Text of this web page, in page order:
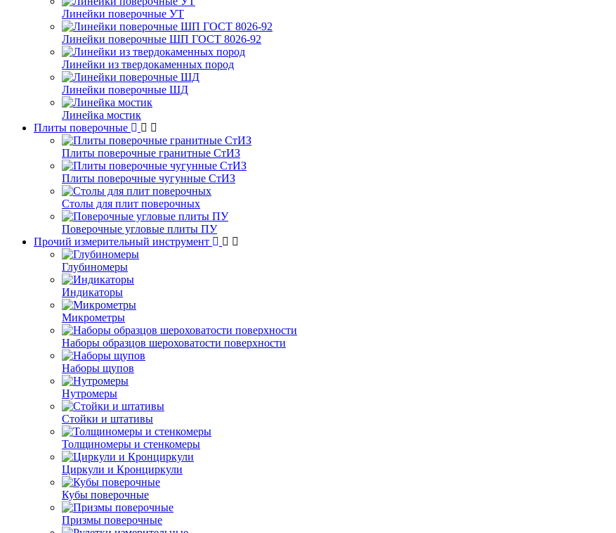
Линейки поверочные УТ
Линейки поверочные ШП ГОСТ 8026-92
Линейки из твердокаменных пород
Линейки поверочные ШД
Линейка мостик
Плиты поверочные
Плиты поверочные гранитные СтИЗ
Плиты поверочные чугунные СтИЗ
Столы для плит поверочных
Поверочные угловые плиты ПУ
Прочий измерительный инструмент
Глубиномеры
Индикаторы
Микрометры
Наборы образцов шероховатости поверхности
Наборы щупов
Нутромеры
Стойки и штативы
Толщиномеры и стенкомеры
Циркули и Кронциркули
Кубы поверочные
Призмы поверочные